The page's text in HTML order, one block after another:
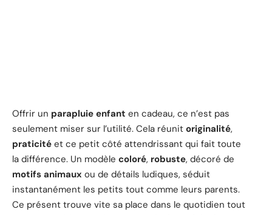
Offrir un parapluie enfant en cadeau, ce n’est pas
seulement miser sur l’utilité. Cela réunit originalité,
praticité et ce petit côté attendrissant qui fait toute
la différence. Un modèle coloré, robuste, décoré de
motifs animaux ou de détails ludiques, séduit
instantanément les petits tout comme leurs parents.
Ce présent trouve vite sa place dans le quotidien tout